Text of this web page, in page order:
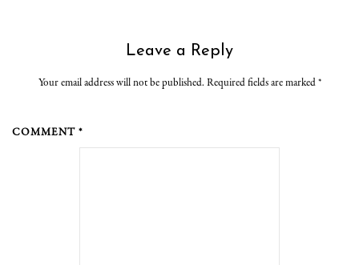
Leave a Reply
Your email address will not be published. Required fields are marked *
COMMENT *